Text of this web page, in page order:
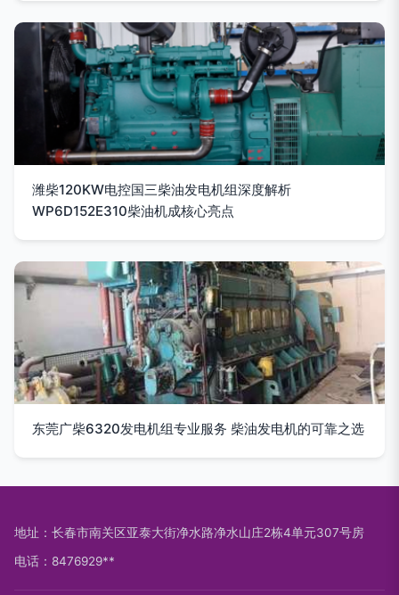
潍柴120KW电控国三柴油发电机组深度解析
WP6D152E310柴油机成核心亮点
东莞广柴6320发电机组专业服务 柴油发电机的可靠之选
地址：长春市南关区亚泰大街净水路净水山庄2栋4单元307号房
电话：8476929**